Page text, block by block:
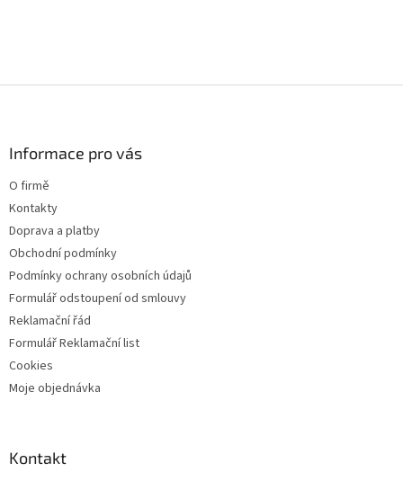
k
Informace pro vás
O firmě
Kontakty
Doprava a platby
Obchodní podmínky
Podmínky ochrany osobních údajů
Formulář odstoupení od smlouvy
Reklamační řád
Formulář Reklamační list
Cookies
Moje objednávka
Kontakt